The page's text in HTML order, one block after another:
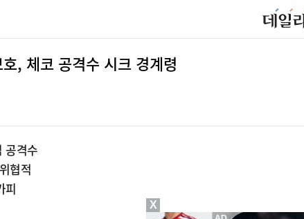
, 체코 공격수 시크 경계령
공격수
협적
피
X